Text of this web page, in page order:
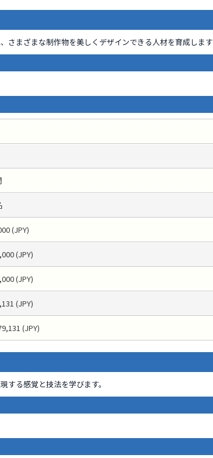
さまざまな制作物を美しくデザインできる人材を育成します
(JPY)
(JPY)
(JPY)
(JPY)
(JPY)
する感覚と技法を学びます。